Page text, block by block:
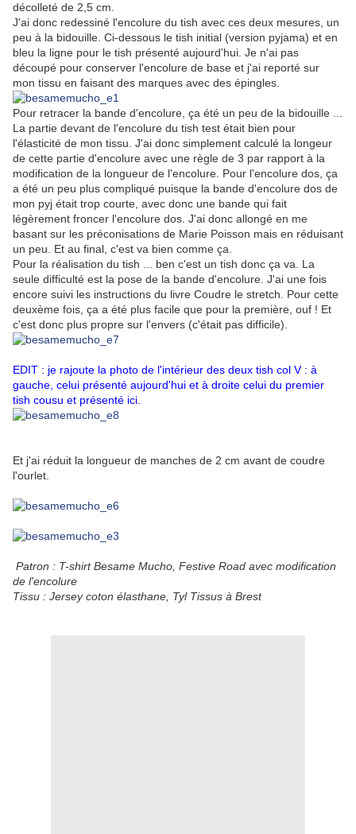
décolleté de 2,5 cm.
J'ai donc redessiné l'encolure du tish avec ces deux mesures, un
peu à la bidouille. Ci-dessous le tish initial (version pyjama) et en
bleu la ligne pour le tish présenté aujourd'hui. Je n'ai pas
découpé pour conserver l'encolure de base et j'ai reporté sur
mon tissu en faisant des marques avec des épingles.
Pour retracer la bande d'encolure, ça été un peu de la bidouille ...
La partie devant de l'encolure du tish test était bien pour
l'élasticité de mon tissu. J'ai donc simplement calculé la longeur
de cette partie d'encolure avec une règle de 3 par rapport à la
modification de la longueur de l'encolure. Pour l'encolure dos, ça
a été un peu plus compliqué puisque la bande d'encolure dos de
mon pyj était trop courte, avec donc une bande qui fait
légèrement froncer l'encolure dos. J'ai donc allongé en me
basant sur les préconisations de Marie Poisson mais en réduisant
un peu. Et au final, c'est va bien comme ça.
Pour la réalisation du tish ... ben c'est un tish donc ça va. La
seule difficulté est la pose de la bande d'encolure. J'ai une fois
encore suivi les instructions du livre Coudre le stretch. Pour cette
deuxème fois, ça a été plus facile que pour la première, ouf ! Et
c'est donc plus propre sur l'envers (c'était pas difficile).
EDIT : je rajoute la photo de l'intérieur des deux tish col V : à
gauche, celui présenté aujourd'hui et à droite celui du premier
tish cousu et présenté ici
Et j'ai réduit la longueur de manches de 2 cm avant de coudre
l'ourlet.
Patron : T-shirt Besame Mucho, Festive Road avec modification
de l'encolure
Tissu : Jersey coton élasthane, Tyl Tissus à Brest